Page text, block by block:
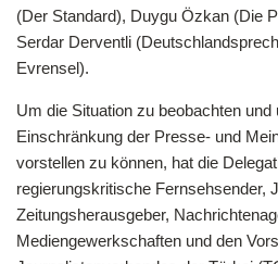
(Der Standard), Duygu Özkan (Die
Serdar Derventli
Evrensel).
Um die Situation zu beobachten
Einschränkung der Presse- und
vorstellen zu können, hat die
regierungskritische Fernsehsender,
Zeitungsherausgeber,
Mediengewerkschaften und den